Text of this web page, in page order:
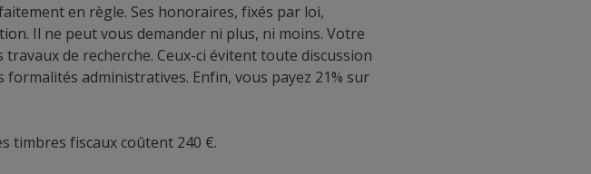
en règle. Ses honoraires, fixés par loi,
Il ne peut vous demander ni plus, ni moins. Votre
de recherche. Ceux-ci évitent toute discussion
administratives. Enfin, vous payez 21% sur
timbres fiscaux coûtent 240 €.